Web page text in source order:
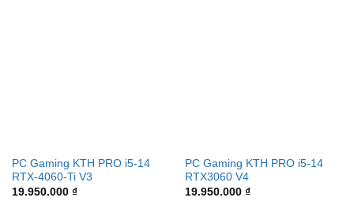
PC Gaming KTH PRO i5-14
RTX-4060-Ti V3
19.950.000 ₫
PC Gaming KTH PRO i5-14
RTX3060 V4
19.950.000 ₫